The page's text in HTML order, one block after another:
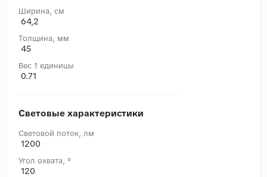
Ширина, cм
64,2
Толщина, мм
45
Вес 1 единицы
0.71
Световые характеристики
Световой поток, лм
1200
Угол охвата, °
120